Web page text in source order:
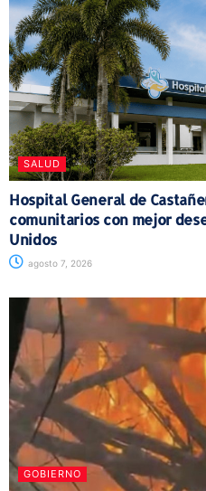
SALUD
Hospital General de
comunitarios con mejor
Unidos
agosto 7, 2026
GOBIERNO